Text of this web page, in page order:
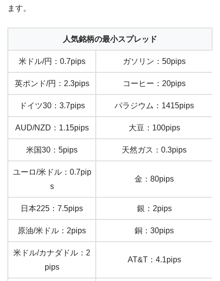
ます。
人気銘柄の最小スプレッド
米ドル/円：0.7pips ガソリン：50pips
英ポンド/円：2.3pips コーヒー：20pips
ドイツ30：3.7pips パラジウム：1415pips
AUD/NZD：1.15pips 大豆：100pips
米国30：5pips 天然ガス：0.3pips
ユーロ/米ドル：0.7pip
s
金：80pips
日本225：7.5pips 銀：2pips
原油/米ドル：2pips 銅：30pips
米ドル/カナダドル：2
pips
AT&T：4.1pips